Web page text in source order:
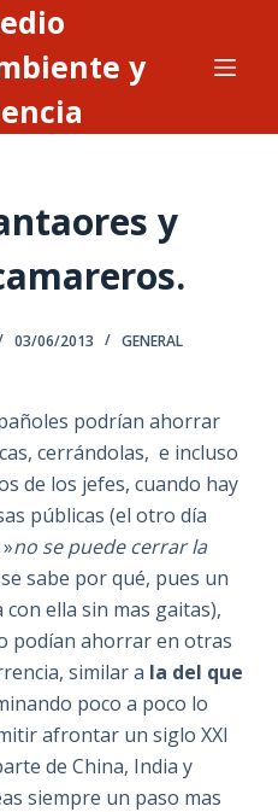
y
y
03/06/2013 GENERAL
podrían ahorrar
cerrándolas, e incluso
de los jefes, cuando hay
públicas (el otro día
no se puede cerrar la
se sabe por qué, pues un
ella sin mas gaitas),
podían ahorrar en otras
similar a la del que
poco a poco lo
afrontar un siglo XXI
de China, India y
siempre un paso mas